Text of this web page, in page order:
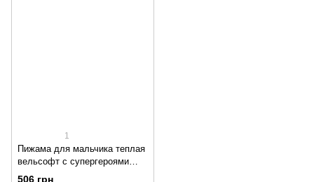
1
Пижама для мальчика теплая
вельсофт с супергероями
00003040, 122-128 см, 6-7 лет
506 грн